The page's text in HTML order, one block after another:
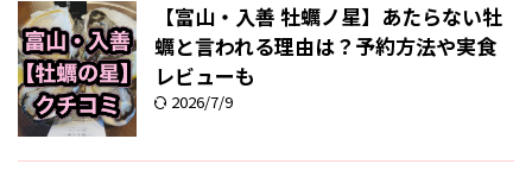
【富山・入善 牡蠣ノ星】あたらない牡
蠣と言われる理由は？予約方法や実食
レビューも
2026/7/9